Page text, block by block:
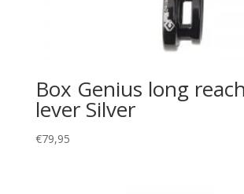
Box Genius long
lever Silver
€79,95